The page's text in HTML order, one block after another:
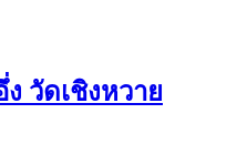
วัดเชิงหวาย